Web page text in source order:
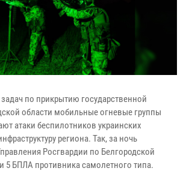
по прикрытию государственной
области мобильные огневые группы
атаки беспилотников украинских
региона. Так, за ночь
Росгвардии по Белгородской
5 БПЛА противника самолетного типа.